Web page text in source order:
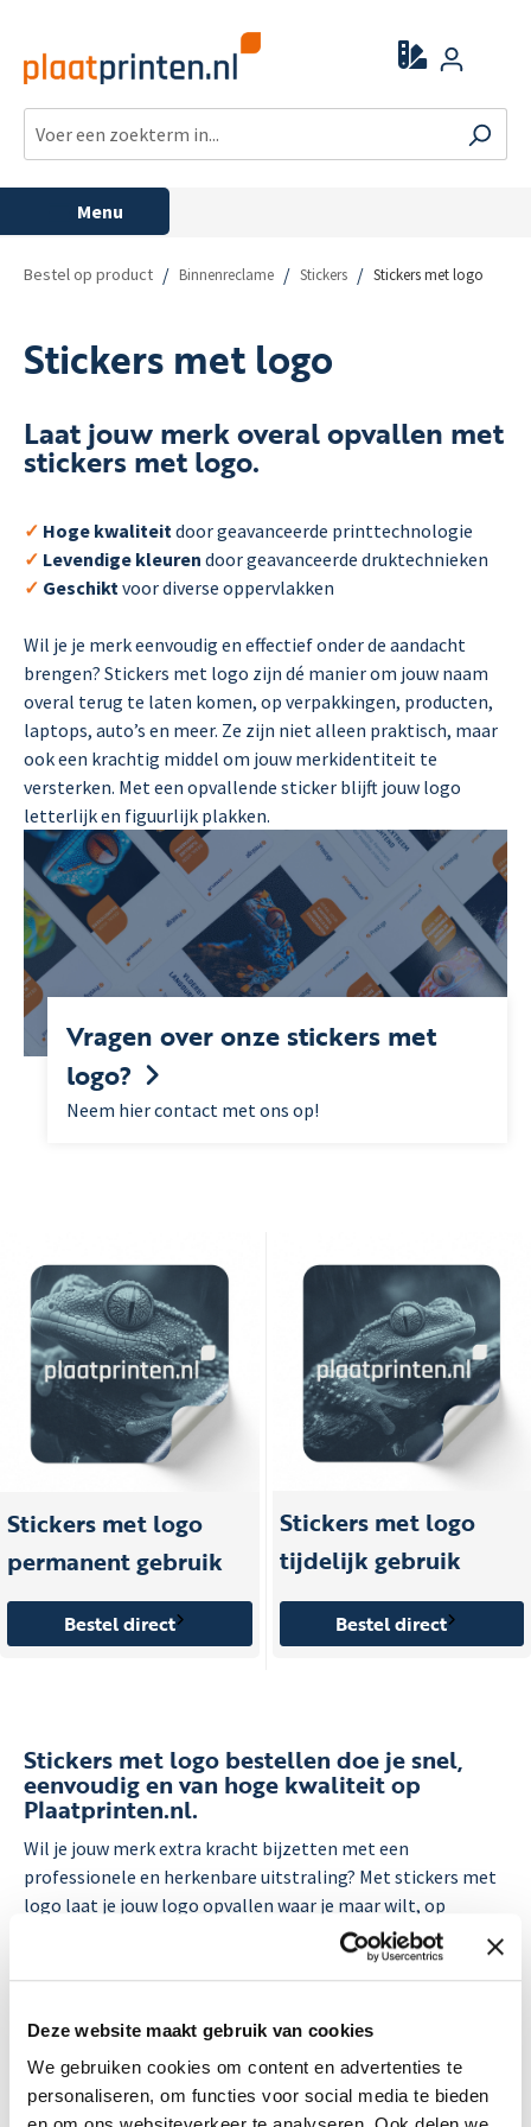
Deze website maakt gebruik van cookies
We gebruiken cookies om content en advertenties te
personaliseren, om functies voor social media te bieden
Menu
Bestel op product / Binnenreclame / Stickers / Stickers met logo
Stickers met logo
Laat jouw merk overal opvallen met
stickers met logo.
✓ Hoge kwaliteitdoor geavanceerde printtechnologie
✓ Levendige kleuren door geavanceerde druktechnieken
✓ Geschiktvoor diverse oppervlakken
Wil je je merk eenvoudig en effectief onder de aandacht
brengen? Stickers met logo zijn dé manier om jouw naam
overal terug te laten komen, op verpakkingen, producten,
laptops, auto’s en meer. Ze zijn niet alleen praktisch, maar
ook een krachtig middel om jouw merkidentiteit te
versterken. Met een opvallende sticker blijft jouw logo
letterlijk en figuurlijk plakken.
Vragen over onze stickers met
logo?
Neem hier contact met ons op!
Stickers met logo
permanent gebruik
Bestel direct
Stickers met logo
tijdelijk gebruik
Bestel direct
Stickers met logo bestellen doe je snel,
eenvoudig en van hoge kwaliteit op
Plaatprinten.nl.
Wil je jouw merk extra kracht bijzetten met een
professionele en herkenbare uitstraling? Metstickers met
logo laat je jouw logo opvallen waar je maar wilt, op
verpakkingen, producten, promotiemateriaal, voertuigen
of als give-away. Snel besteld, haarscherp gedrukt en
Een logo is meer dan een beeldmerk, het is jouw identiteit.
Door stickers met jouw logo te gebruiken, vergroot je de